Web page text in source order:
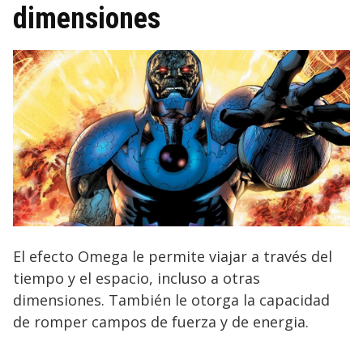
dimensiones
El efecto Omega le permite viajar a través del
tiempo y el espacio, incluso a otras
dimensiones. También le otorga la capacidad
de romper campos de fuerza y de energia.